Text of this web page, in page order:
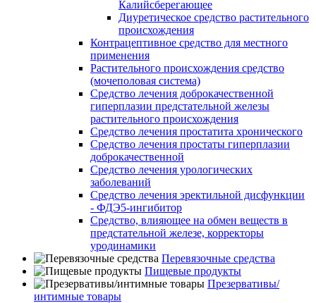
Калийсберегающее
Диуретическое средство растительного
происхождения
Контрацептивное средство для местного
применения
Растительного происхождения средство
(мочеполовая система)
Средство лечения доброкачественной
гиперплазии предстательной железы
растительного происхождения
Средство лечения простатита хронического
Средство лечения простаты гиперплазии
доброкачественной
Средство лечения урологических
заболеваний
Средство лечения эректильной дисфункции
- ФДЭ5-ингибитор
Средство, влияющее на обмен веществ в
предстательной железе, корректоры
уродинамики
Перевязочные средства
Пищевые продукты
Презервативы/
интимные товары